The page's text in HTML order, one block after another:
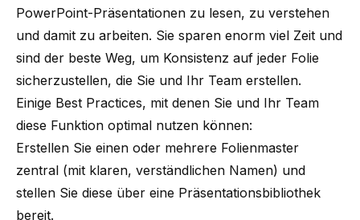
PowerPoint-Präsentationen zu lesen, zu verstehen
und damit zu arbeiten. Sie sparen enorm viel Zeit und
sind der beste Weg, um Konsistenz auf jeder Folie
sicherzustellen, die Sie und Ihr Team erstellen.
Einige Best Practices, mit denen Sie und Ihr Team
diese Funktion optimal nutzen können:
Erstellen Sie einen oder mehrere Folienmaster
zentral (mit klaren, verständlichen Namen) und
stellen Sie diese über eine Präsentationsbibliothek
bereit.